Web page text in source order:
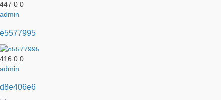
447 0 0
admin
e5577995
416 0 0
admin
d8e406e6